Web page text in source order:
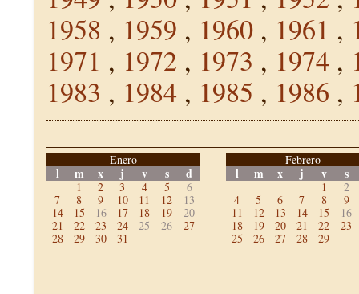
1958 , 1959 , 1960 , 1961 ,
1971 , 1972 , 1973 , 1974 ,
1983 , 1984 , 1985 , 1986 ,
Enero
l m x j v s d
1 2 3 4 5
6
7
8 9 10 11 12
13
14
15 16 17 18 19
20
21
22 23 24 25 26
27
28
29 30 31
Febrero
l m x j v s
1
2
4
5 6 7 8
9
11
12 13 14 15
16
18
19 20 21 22
23
25
26 27 28 29